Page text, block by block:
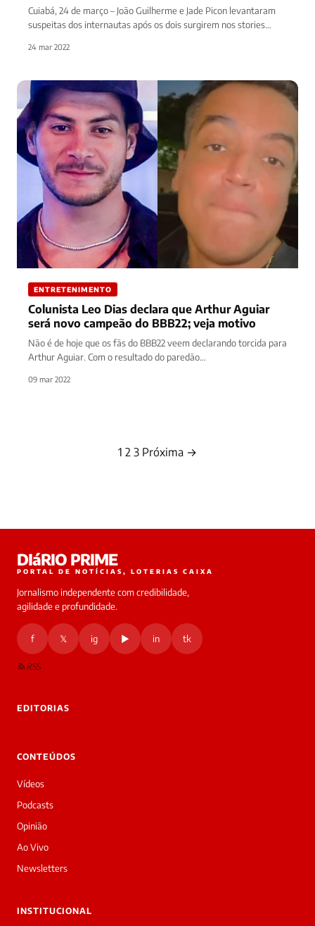
Cuiabá, 24 de março – João Guilherme e Jade Picon levantaram
suspeitas dos internautas após os dois surgirem nos stories…
24 mar 2022
ENTRETENIMENTO
Colunista Leo Dias declara que Arthur Aguiar
será novo campeão do BBB22; veja motivo
Não é de hoje que os fãs do BBB22 veem declarando torcida para
Arthur Aguiar. Com o resultado do paredão…
09 mar 2022
1 2 3 Próxima →
DIáRIO PRIME
PORTAL DE NOTÍCIAS, LOTERIAS CAIXA
Jornalismo independente com credibilidade,
agilidade e profundidade.
f 𝕏 ig ▶ in tk
RSS
EDITORIAS
CONTEÚDOS
Vídeos
Podcasts
Opinião
Ao Vivo
Newsletters
INSTITUCIONAL